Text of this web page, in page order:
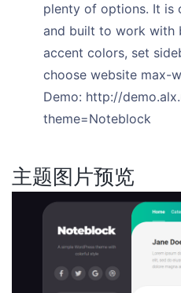
plenty of options. It is
and built to work with
accent colors, set
choose website max-
Demo: http://
theme=Noteblock
主题图片预览